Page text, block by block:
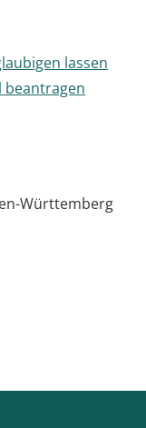
lassen
beantragen
Württemberg